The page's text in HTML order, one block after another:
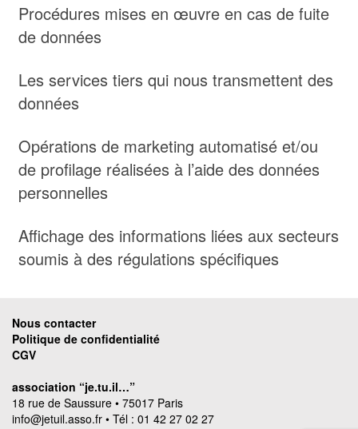
Procédures mises en œuvre en cas de fuite
de données
Les services tiers qui nous transmettent des
données
Opérations de marketing automatisé et/ou
de profilage réalisées à l’aide des données
personnelles
Affichage des informations liées aux secteurs
soumis à des régulations spécifiques
Nous contacter
Politique de confidentialité
CGV
association “je.tu.il…”
18 rue de Saussure • 75017 Paris
info@jetuil.asso.fr • Tél : 01 42 27 02 27